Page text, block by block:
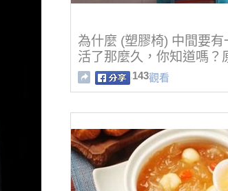
為什麼 (塑膠椅) 中間要有
活了那麼久，你知道嗎？
·····
143觀看